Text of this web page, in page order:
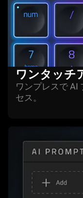
ワンタッチ
ワンプレスで AI
セス。